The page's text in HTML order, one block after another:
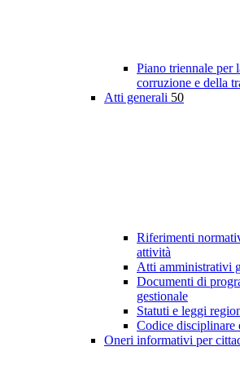
Piano triennale per
corruzione e della
Atti generali 50
Riferimenti
attività
Atti amministrativi
Documenti di
gestionale
Statuti e leggi
Codice disciplinare
Oneri informativi per